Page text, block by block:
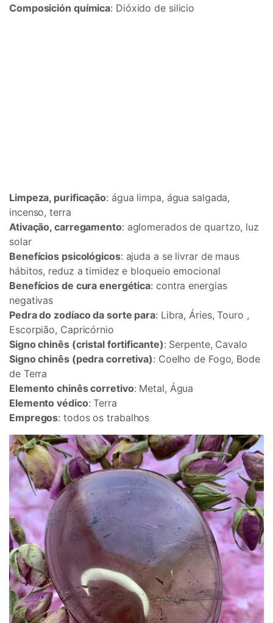
Composición química: Dióxido de silicio
Limpeza, purificação: água limpa, água salgada,
incenso, terra
Ativação, carregamento: aglomerados de quartzo, luz
solar
Benefícios psicológicos: ajuda a se livrar de maus
hábitos, reduz a timidez e bloqueio emocional
Benefícios de cura energética: contra energias
negativas
Pedra do zodíaco da sorte para: Libra, Áries, Touro ,
Escorpião, Capricórnio
Signo chinês (cristal fortificante): Serpente, Cavalo
Signo chinês (pedra corretiva): Coelho de Fogo, Bode
de Terra
Elemento chinês corretivo: Metal, Água
Elemento védico: Terra
Empregos: todos os trabalhos